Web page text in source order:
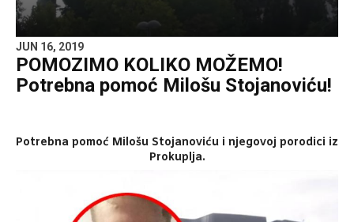
JUN 16, 2019
POMOZIMO KOLIKO MOŽEMO!
Potrebna pomoć Milošu Stojanoviću!
Potrebna pomoć Milošu Stojanoviću i njegovoj porodici iz
Prokuplja.